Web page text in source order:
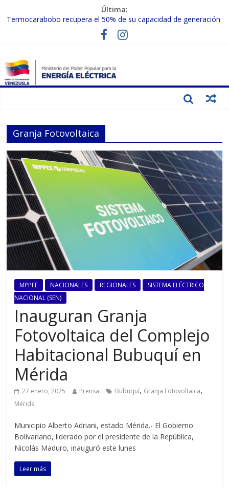
Última:
Termocarabobo recupera el 50% de su capacidad de generación
MPPEE avanza en la recuperación de infraestructuras eléctricas
Gobierno Nacional coordina acciones con el sector privado para
fortalecer el SEN ante el «Súper Niño»
Inspeccionan trabajos de rehabilitación en instalaciones del SEN
Granja Fotovoltaica
MPPEE NACIONALES REGIONALES
SISTEMA ELÉCTRICO
NACIONAL (SEN)
Inauguran Granja
Fotovoltaica del Complejo
Habitacional Bubuquí en
Mérida
27 enero, 2025 Prensa Bubuquí, Granja Fotovoltaica,
Mérida
Municipio Alberto Adriani, estado Mérida.- El Gobierno
Bolivariano, liderado por el presidente de la República,
Nicolás Maduro, inauguró este lunes
Leer más